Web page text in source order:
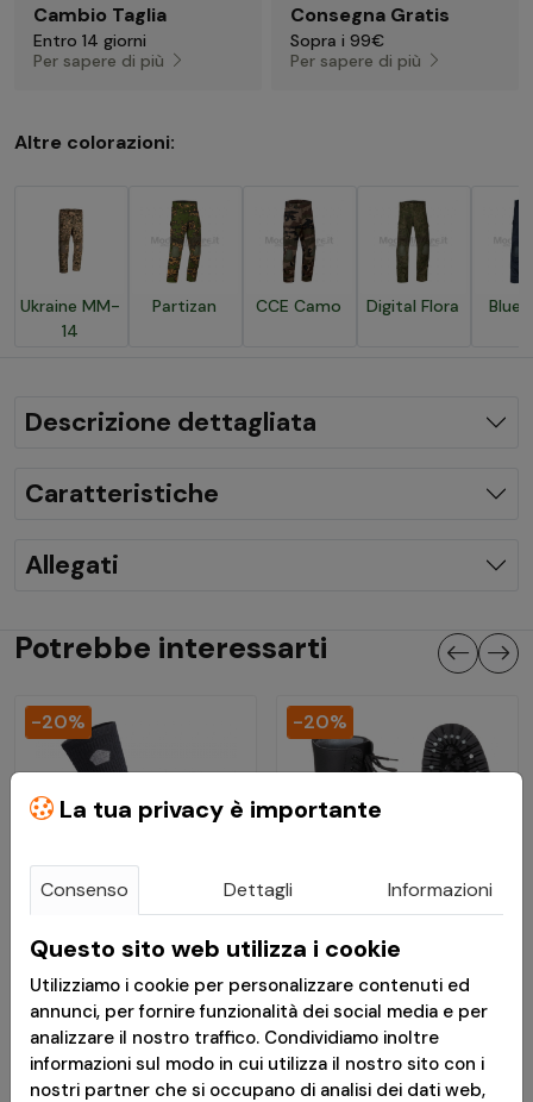
Cambio Taglia
Entro 14 giorni
Per sapere di più
Consegna Gratis
Sopra i 99€
Per sapere di più
Altre colorazioni:
Ukraine MM-
14
Partizan CCE Camo Digital Flora Blue
Descrizione dettagliata
Caratteristiche
Allegati
Potrebbe interessarti
-20%
€ 7,91
€ 9,89
Calze Uomo Alpine
Light in Lana Merino
-20%
€ 76,72
€ 95,90
Stivali 10 Viti con Punta
in Acciaio Nere - Pure
La tua privacy è importante
Consenso Dettagli Informazioni
Questo sito web utilizza i cookie
Utilizziamo i cookie per personalizzare contenuti ed
annunci, per fornire funzionalità dei social media e per
analizzare il nostro traffico. Condividiamo inoltre
informazioni sul modo in cui utilizza il nostro sito con i
nostri partner che si occupano di analisi dei dati web,